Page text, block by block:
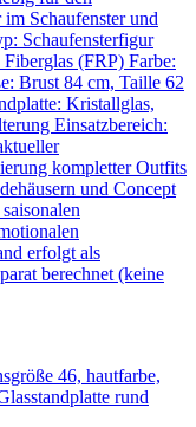
Schaufenster und
Schaufensterfigur
(FRP) Farbe:
Brust 84 cm, Taille 62
Kristallglas,
Einsatzbereich:
kompletter Outfits
und Concept
erfolgt als
berechnet (keine